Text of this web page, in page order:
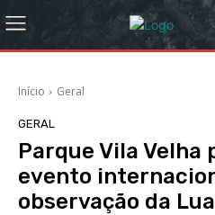
Início Geral
GERAL
Parque Vila Velha
evento
observação da Lua